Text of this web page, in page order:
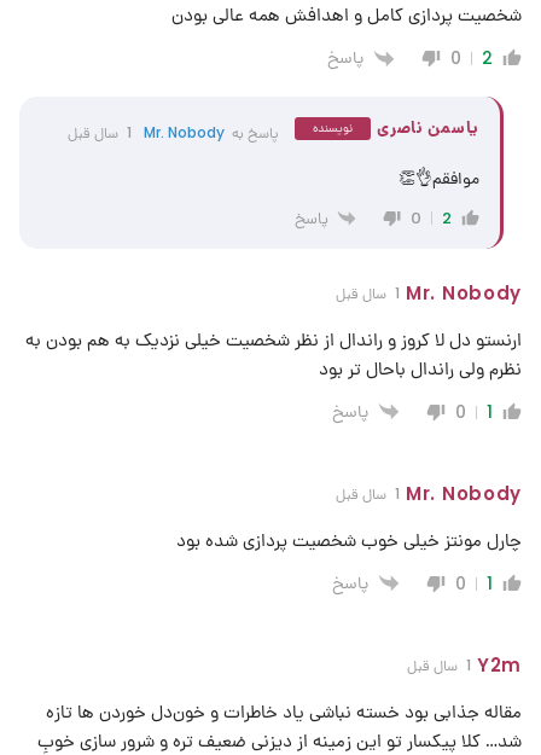
شخصیت پردازی کامل و اهدافش همه عالی بودن
2
0 پاسخ
یاسمن ناصری نویسنده پاسخ به Mr. Nobody 1 سال قبل
موافقم👌👏
2
0 پاسخ
Mr. Nobody 1 سال قبل
ارنستو دل لا کروز و راندال از نظر شخصیت خیلی نزدیک به هم بودن به
نظرم ولی راندال باحال تر بود
1
0 پاسخ
Mr. Nobody 1 سال قبل
چارل مونتز خیلی خوب شخصیت پردازی شده بود
1
0 پاسخ
Y2m 1 سال قبل
مقاله جذابی بود خسته نباشی یاد خاطرات و خون‌دل خوردن ها تازه
شد… کلا پیکسار تو این زمینه از دیزنی ضعیف تره و شرور سازی خوبِ